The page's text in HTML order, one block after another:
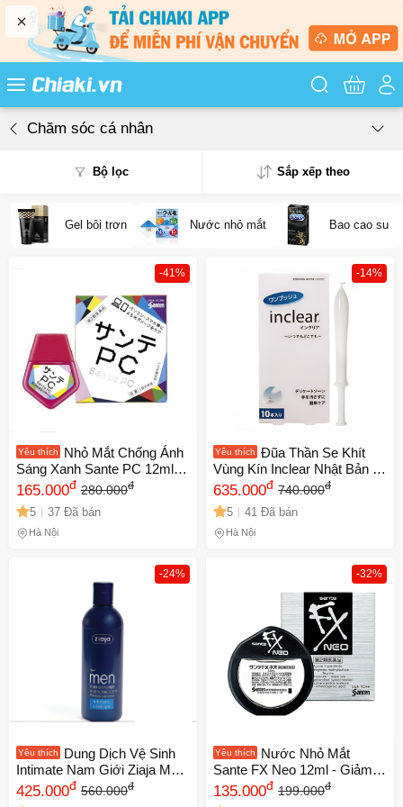
Tìm kiếm
Chăm sóc cá nhân
Bộ lọc Sắp xếp theo
Phổ biến
Giá từ cao - thấp
Gel bôi trơn Nước nhỏ mắt Bao cao su
-41%
Yêu thích
Nhỏ Mắt Chống Ánh
Sáng Xanh Sante PC 12ml -
Bảo Vệ Mắt Khỏi Bức Xạ Từ
Máy Tính, Hỗ Trợ Giảm Khô
Mỏi Mắt - Sản Phẩm Nhật
Bản
165.000đ 280.000đ
5 37 Đã bán
Hà Nội
-14%
Yêu thích
Đũa Thần Se Khít
Vùng Kín Inclear Nhật Bản -
Hộp 10 Cái - Gel Vệ Sinh
Phụ Nữ Tăng Cường Lợi
Khuẩn, Ngăn Ngừa Viêm
Nhiễm
635.000đ 740.000đ
5 41 Đã bán
Hà Nội
-24%
Yêu thích
Dung Dịch Vệ Sinh
Intimate Nam Giới Ziaja Men
Duo Concept 300ml - Làm
Sạch, Khử Mùi, Dưỡng Ẩm,
425.000đ 560.000đ
-32%
Yêu thích
Nước Nhỏ Mắt
Sante FX Neo 12ml - Giảm
Mỏi Mắt, Bảo Vệ Mắt, Chăm
Sóc Đôi Mắt Khỏe Mạnh
135.000đ 199.000đ